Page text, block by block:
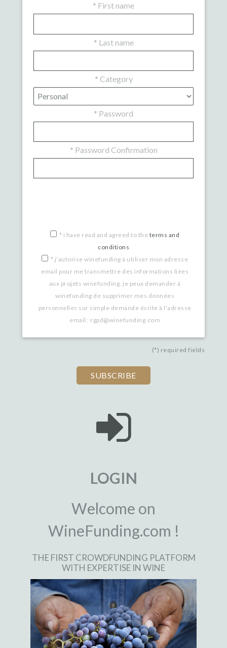
* First name
* Last name
* Category
* Password
* Password Confirmation
* i have read and agreed to the terms and
conditions
* j’autorise winefunding à utiliser mon adresse
email pour me transmettre des informations liées
aux projets winefunding. je peux demander à
winefunding de supprimer mes données
personnelles sur simple demande écrite à l'adresse
email : rgpd@winefunding.com
(*) required fields
LOGIN
Welcome on
WineFunding.com !
THE FIRST CROWDFUNDING PLATFORM
WITH EXPERTISE IN WINE